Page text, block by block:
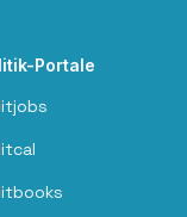
Portale